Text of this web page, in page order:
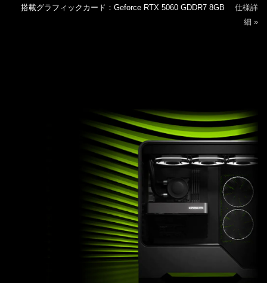
搭載グラフィックカード：Geforce RTX 5060 GDDR7 8GB 仕様詳
細 »